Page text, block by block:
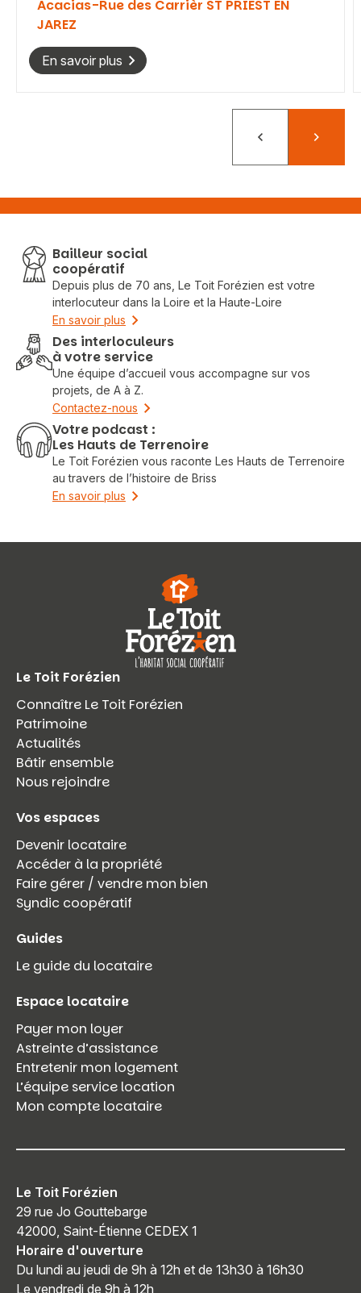
Acacias-Rue des Carrièr ST PRIEST EN
JAREZ
En savoir plus
PrécédentSuivant
Bailleur social
coopératif
Depuis plus de 70 ans, Le Toit Forézien est votre
interlocuteur dans la Loire et la Haute-Loire
En savoir plus
Des interloculeurs
à votre service
Une équipe d’accueil vous accompagne sur vos
projets, de A à Z.
Contactez-nous
Votre podcast :
Les Hauts de Terrenoire
Le Toit Forézien vous raconte Les Hauts de Terrenoire
au travers de l’histoire de Briss
En savoir plus
Le Toit Forézien
Connaître Le Toit Forézien
Patrimoine
Actualités
Bâtir ensemble
Nous rejoindre
Vos espaces
Devenir locataire
Accéder à la propriété
Faire gérer / vendre mon bien
Syndic coopératif
Guides
Le guide du locataire
Espace locataire
Payer mon loyer
Astreinte d’assistance
Entretenir mon logement
L’équipe service location
Mon compte locataire
Le Toit Forézien
29 rue Jo Gouttebarge
42000, Saint-Étienne CEDEX 1
Horaire d'ouverture
Du lundi au jeudi de 9h à 12h et de 13h30 à 16h30
Le vendredi de 9h à 12h